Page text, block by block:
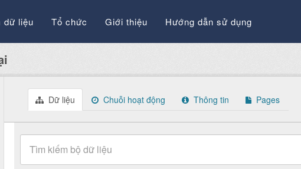
dữ liệu Tổ chức Giới thiệu Hướng dẫn sử dụng
Dữ liệu Chuỗi hoạt động Thông tin Pages